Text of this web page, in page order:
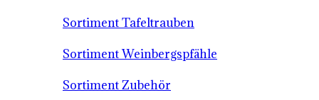
Sortiment Tafeltrauben
Sortiment Weinbergspfähle
Sortiment Zubehör